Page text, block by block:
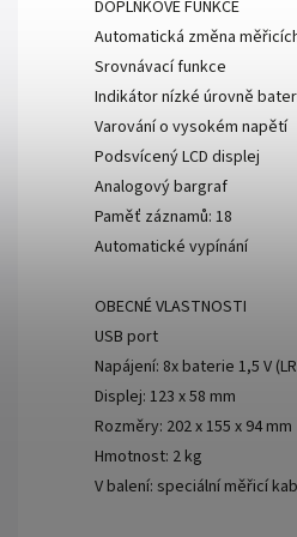
DOPLŇKOVÉ FUNKCE
Automatická změna
Srovnávací funkce
Indikátor nízké úrovně
Varování o vysokém napětí
Podsvícený LCD displej
Analogový bargraf
Paměť záznamů: 18
Automatické vypínání
OBECNÉ VLASTNOSTI
USB port
Napájení: 8x baterie 1,5 V
Displej: 123 x 58 mm
Rozměry: 202 x 155 x 94 mm
Hmotnost: 2 kg
V balení: speciální měřicí